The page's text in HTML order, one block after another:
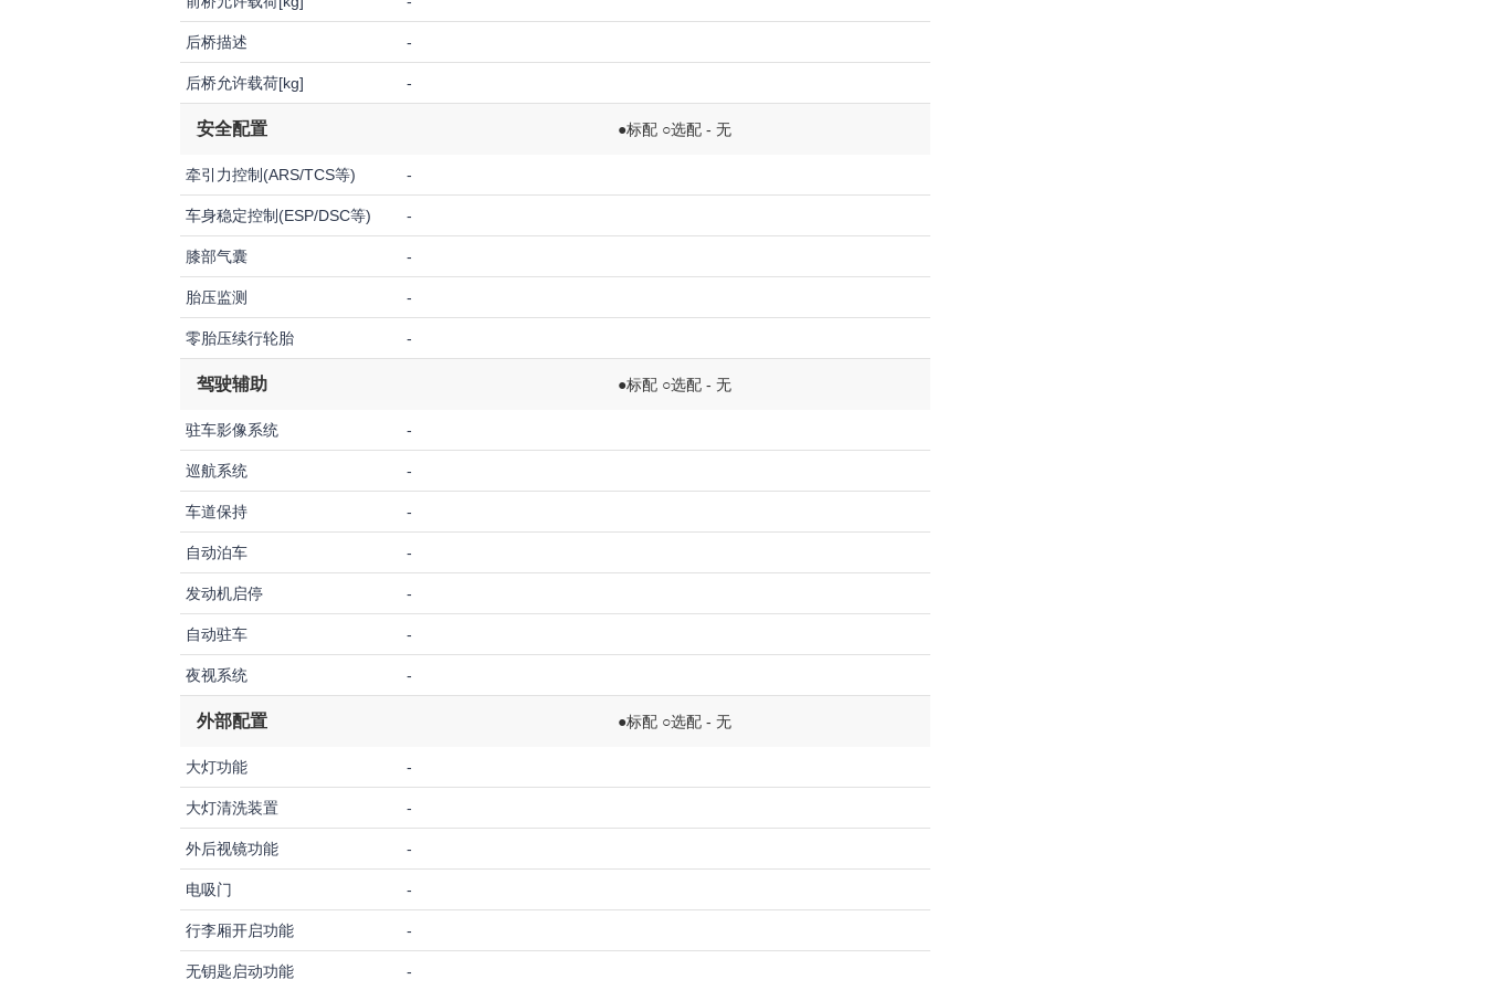
后桥描述 -
后桥允许载荷[kg] -
安全配置 ●标配 ○选配 - 无
牵引力控制(ARS/TCS等) -
车身稳定控制(ESP/DSC等) -
膝部气囊 -
胎压监测 -
零胎压续行轮胎 -
驾驶辅助 ●标配 ○选配 - 无
驻车影像系统 -
巡航系统 -
车道保持 -
自动泊车 -
发动机启停 -
自动驻车 -
夜视系统 -
外部配置 ●标配 ○选配 - 无
大灯功能 -
大灯清洗装置 -
外后视镜功能 -
电吸门 -
行李厢开启功能 -
无钥匙启动功能 -